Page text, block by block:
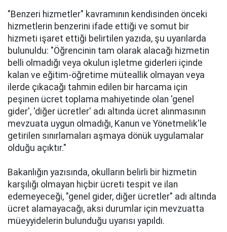
"Benzeri hizmetler" kavramının kendisinden önceki
hizmetlerin benzerini ifade ettiği ve somut bir
hizmeti işaret ettiği belirtilen yazıda, şu uyarılarda
bulunuldu: "Öğrencinin tam olarak alacağı hizmetin
belli olmadığı veya okulun işletme giderleri içinde
kalan ve eğitim-öğretime müteallik olmayan veya
ilerde çıkacağı tahmin edilen bir harcama için
peşinen ücret toplama mahiyetinde olan 'genel
gider', 'diğer ücretler' adı altında ücret alınmasının
mevzuata uygun olmadığı, Kanun ve Yönetmelik'le
getirilen sınırlamaları aşmaya dönük uygulamalar
olduğu açıktır."
Bakanlığın yazısında, okulların belirli bir hizmetin
karşılığı olmayan hiçbir ücreti tespit ve ilan
edemeyeceği, "genel gider, diğer ücretler" adı altında
ücret alamayacağı, aksi durumlar için mevzuatta
müeyyidelerin bulunduğu uyarısı yapıldı.